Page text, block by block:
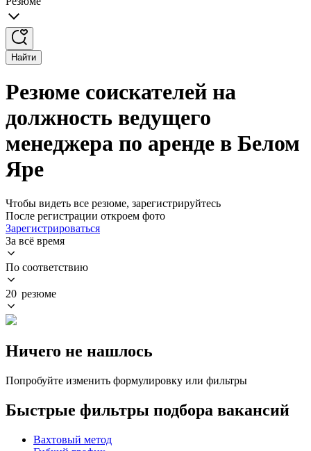
Найти
Резюме соискателей на
должность ведущего
менеджера по аренде в Белом
Яре
Чтобы видеть все резюме, зарегистрируйтесь
После регистрации откроем фото
Зарегистрироваться
За всё время
По соответствию
20 резюме
Ничего не нашлось
Попробуйте изменить формулировку или фильтры
Быстрые фильтры подбора вакансий
Вахтовый метод